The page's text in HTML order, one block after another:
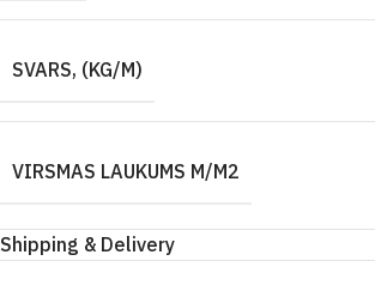
SVARS, (KG/M)
VIRSMAS LAUKUMS M/M2
Shipping & Delivery